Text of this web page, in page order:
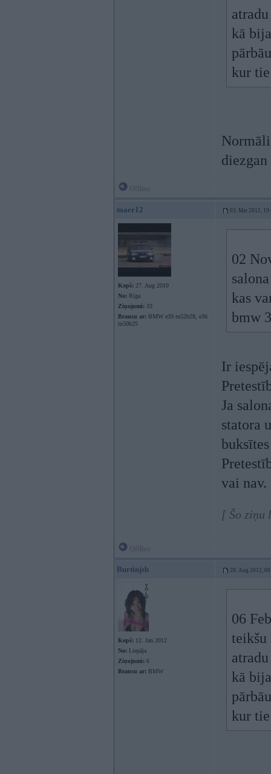
kā
kur
maer12 03. Mar 2012,
Kopš: 27. Aug 2010
No: Rīga
Ziņojumi: 33
Braucu ar: BMW e39 m52b28, e36
m50b25
02
kas
bmw
Ir
Ja
statora
vai nav.
[ Šo ziņu
Burtinjsh 28. Aug 2012,
Kopš: 12. Jan 2012
No: Liepāja
Ziņojumi: 6
Braucu ar: BMW
06
teikšu
kā
kur